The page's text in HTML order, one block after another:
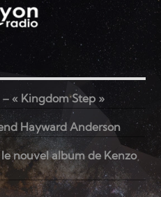
« Kingdom Step »
Hayward Anderson
nouvel album de Kenzo